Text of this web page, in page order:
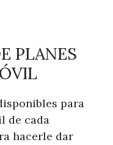
PLANES
para
de cada
hacerle dar